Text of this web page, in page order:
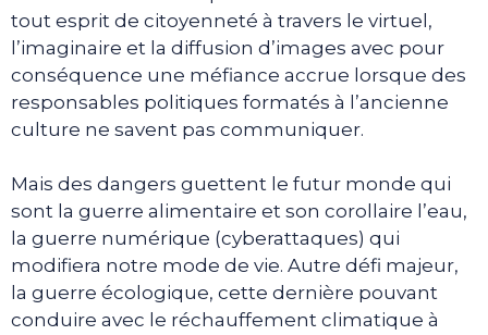
tout esprit de citoyenneté à travers le virtuel,
l’imaginaire et la diffusion d’images avec pour
conséquence une méfiance accrue lorsque des
responsables politiques formatés à l’ancienne
culture ne savent pas communiquer.
Mais des dangers guettent le futur monde qui
sont la guerre alimentaire et son corollaire l’eau,
la guerre numérique (cyberattaques) qui
modifiera notre mode de vie. Autre défi majeur,
la guerre écologique, cette dernière pouvant
conduire avec le réchauffement climatique à